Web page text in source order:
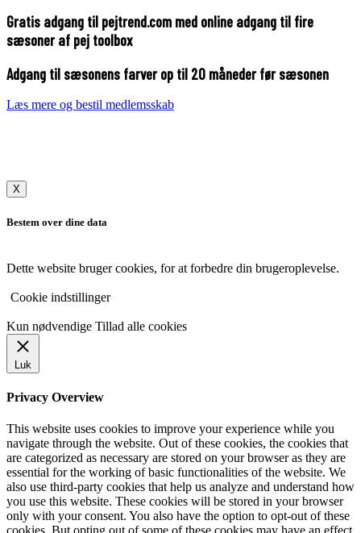
Gratis adgang til pejtrend.com med online adgang til fire
sæsoner af pej toolbox
Adgang til sæsonens farver op til 20 måneder før sæsonen
Læs mere og bestil medlemsskab
X
Bestem over dine data
Dette website bruger cookies, for at forbedre din brugeroplevelse.
Cookie indstillinger
Kun nødvendige Tillad alle cookies
Luk
Privacy Overview
This website uses cookies to improve your experience while you
navigate through the website. Out of these cookies, the cookies that
are categorized as necessary are stored on your browser as they are
essential for the working of basic functionalities of the website. We
also use third-party cookies that help us analyze and understand how
you use this website. These cookies will be stored in your browser
only with your consent. You also have the option to opt-out of these